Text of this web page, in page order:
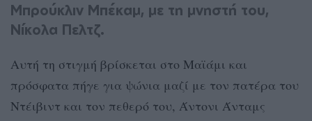
Μπρούκλιν Μπέκαμ, με τη μνηστή του,
Νίκολα Πελτζ.
Αυτή τη στιγμή βρίσκεται στο Μαϊάμι και
πρόσφατα πήγε για ψώνια μαζί με τον πατέρα του
Nτέιβιντ και τον πεθερό του, Άντονι Άνταμς